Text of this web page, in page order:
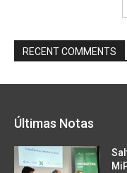
RECENT COMMENTS
Últimas Notas